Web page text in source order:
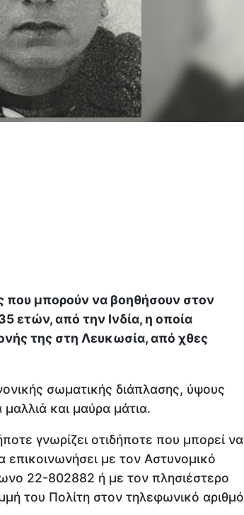
που μπορούν να βοηθήσουν στον
ετών, από την Ινδία, η οποία
της στη Λευκωσία, από χθες
σωματικής διάπλασης, ύψους
μαλλιά και μαύρα μάτια.
γνωρίζει οτιδήποτε που μπορεί να
επικοινωνήσει με τον Αστυνομικό
22-802882 ή με τον πλησιέστερο
του Πολίτη στον τηλεφωνικό αριθμό